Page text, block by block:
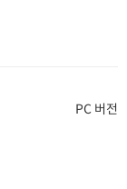
PC 버전